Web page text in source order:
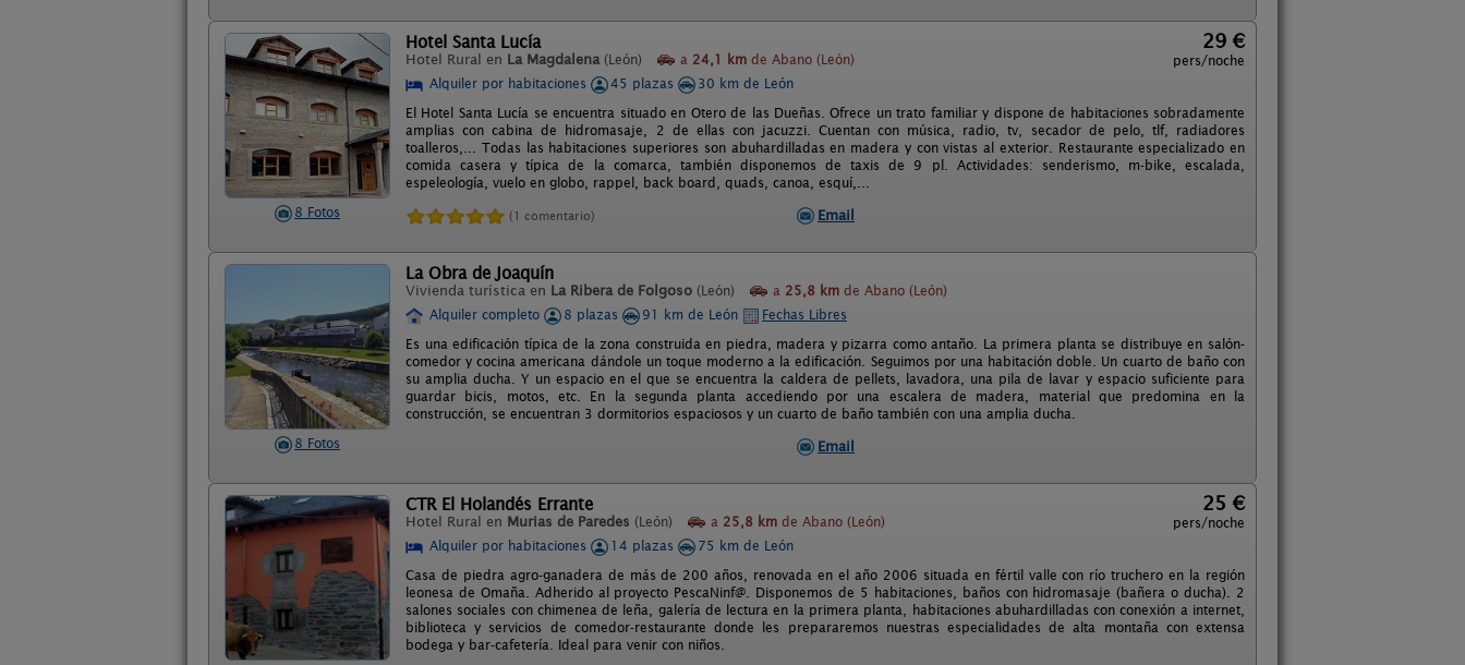
8 Fotos
Hotel Santa Lucía
Hotel Rural en La Magdalena (León) a 24,1 km de Abano (León)
29 €
pers/noche
Alquiler por habitaciones
45 plazas
30 km de León
El Hotel Santa Lucía se encuentra situado en Otero de las Dueñas. Ofrece un trato familiar y dispone de habitaciones sobradamente
amplias con cabina de hidromasaje, 2 de ellas con jacuzzi. Cuentan con música, radio, tv, secador de pelo, tlf, radiadores
toalleros,... Todas las habitaciones superiores son abuhardilladas en madera y con vistas al exterior. Restaurante especializado en
comida casera y típica de la comarca, también disponemos de taxis de 9 pl. Actividades: senderismo, m-bike, escalada,
espeleología, vuelo en globo, rappel, back board, quads, canoa, esquí,...
(1 comentario) Email
8 Fotos
La Obra de Joaquín
Vivienda turística en La Ribera de Folgoso (León) a 25,8 km de Abano (León)
Alquiler completo
8 plazas 91 km de León
Fechas Libres
Es una edificación típica de la zona construida en piedra, madera y pizarra como antaño. La primera planta se distribuye en salón-
comedor y cocina americana dándole un toque moderno a la edificación. Seguimos por una habitación doble. Un cuarto de baño con
su amplia ducha. Y un espacio en el que se encuentra la caldera de pellets, lavadora, una pila de lavar y espacio suficiente para
guardar bicis, motos, etc. En la segunda planta accediendo por una escalera de madera, material que predomina en la
construcción, se encuentran 3 dormitorios espaciosos y un cuarto de baño también con una amplia ducha.
Email
CTR El Holandés Errante
Hotel Rural en Murias de Paredes (León) a 25,8 km de Abano (León)
25 €
pers/noche
Alquiler por habitaciones
14 plazas
75 km de León
Casa de piedra agro-ganadera de más de 200 años, renovada en el año 2006 situada en fértil valle con río truchero en la región
leonesa de Omaña. Adherido al proyecto PescaNinf@. Disponemos de 5 habitaciones, baños con hidromasaje (bañera o ducha). 2
salones sociales con chimenea de leña, galería de lectura en la primera planta, habitaciones abuhardilladas con conexión a internet,
biblioteca y servicios de comedor-restaurante donde les prepararemos nuestras especialidades de alta montaña con extensa
bodega y bar-cafetería. Ideal para venir con niños.